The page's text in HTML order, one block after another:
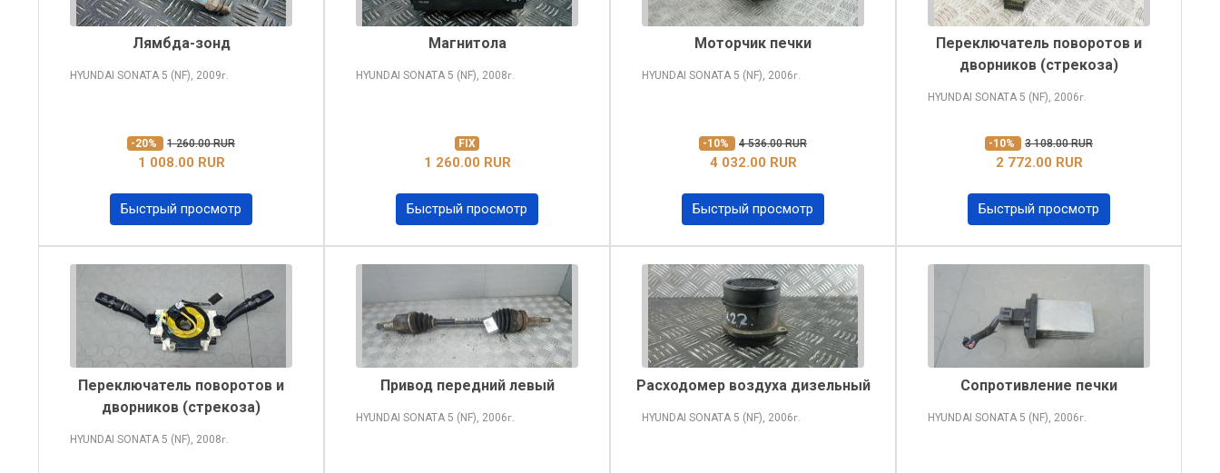
Лямбда-зонд
HYUNDAI SONATA 5 (NF), 2009г.
-20% 1 260.00 RUR
1 008.00 RUR
Быстрый просмотр
Магнитола
HYUNDAI SONATA 5 (NF), 2008г.
FIX
1 260.00 RUR
Быстрый просмотр
Моторчик печки
HYUNDAI SONATA 5 (NF), 2006г.
-10% 4 536.00 RUR
4 032.00 RUR
Быстрый просмотр
Переключатель поворотов и
дворников (стрекоза)
HYUNDAI SONATA 5 (NF), 2006г.
-10% 3 108.00 RUR
2 772.00 RUR
Быстрый просмотр
Переключатель поворотов и
дворников (стрекоза)
HYUNDAI SONATA 5 (NF), 2008г.
Привод передний левый
HYUNDAI SONATA 5 (NF), 2006г.
Расходомер воздуха дизельный
HYUNDAI SONATA 5 (NF), 2006г.
Сопротивление печки
HYUNDAI SONATA 5 (NF), 2006г.